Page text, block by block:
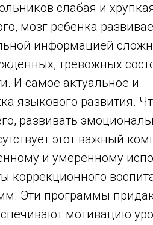
слабая и
мозг ребенка
информацией
тревожных
И самое актуальное и
языкового развития.
развивать
этот важный
и умеренному
коррекционного
Эти программы
мотивацию